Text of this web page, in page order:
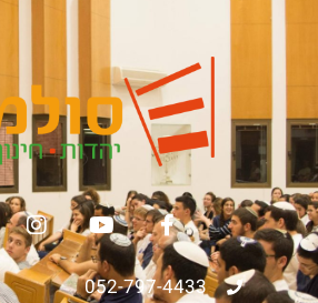
052-797-4433